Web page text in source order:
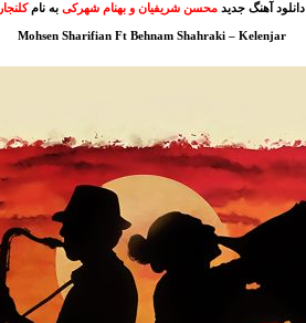
دانلود آهنگ جدید محسن شریفیان و بهنام شهرکی به نامکلنجار
Mohsen Sharifian Ft Behnam Shahraki – Kelenjar